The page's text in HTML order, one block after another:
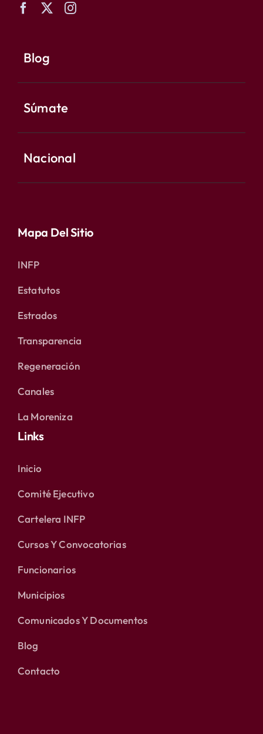
Blog
Súmate
Nacional
Mapa Del Sitio
INFP
Estatutos
Estrados
Transparencia
Regeneración
Canales
La Moreniza
Links
Inicio
Comité Ejecutivo
Cartelera INFP
Cursos Y Convocatorias
Funcionarios
Municipios
Comunicados Y Documentos
Blog
Contacto